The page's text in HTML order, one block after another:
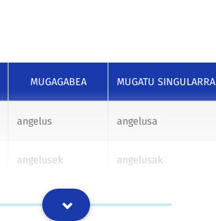
MUGAGABEA MUGATU SINGULARRA
angelus angelusa
angelusek angelusak
angelusi